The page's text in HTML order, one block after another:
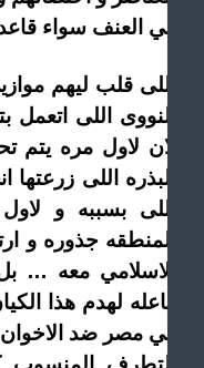
العنف سواء قاعده
قلب ليهم موازين
لاول مره يتم
اللى زرعتها
بسببه و لاول
جذوره و
معه … بل
لهدم هذا الكيان
مصر ضد الاخوان